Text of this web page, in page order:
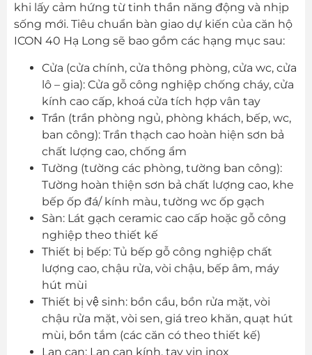
khi lấy cảm hứng từ tinh thần năng động và nhịp
sống mới. Tiêu chuẩn bàn giao dự kiến của căn hộ
ICON 40 Hạ Long sẽ bao gồm các hạng mục sau:
Cửa (cửa chính, cửa thông phòng, cửa wc, cửa
lô – gia): Cửa gỗ công nghiệp chống cháy, cửa
kính cao cấp, khoá cửa tích hợp vân tay
Trần (trần phòng ngủ, phòng khách, bếp, wc,
ban công): Trần thạch cao hoàn hiện sơn bả
chất lượng cao, chống ẩm
Tường (tường các phòng, tường ban công):
Tường hoàn thiện sơn bả chất lượng cao, khe
bếp ốp đá/ kính màu, tường wc ốp gạch
Sàn: Lát gạch ceramic cao cấp hoặc gỗ công
nghiệp theo thiết kế
Thiết bị bếp: Tủ bếp gỗ công nghiệp chất
lượng cao, chậu rửa, vòi chậu, bếp âm, máy
hút mùi
Thiết bị vệ sinh: bồn cầu, bồn rửa mặt, vòi
chậu rửa mặt, vòi sen, giá treo khăn, quạt hút
mùi, bồn tắm (các căn có theo thiết kế)
Lan can: Lan can kính, tay vịn inox